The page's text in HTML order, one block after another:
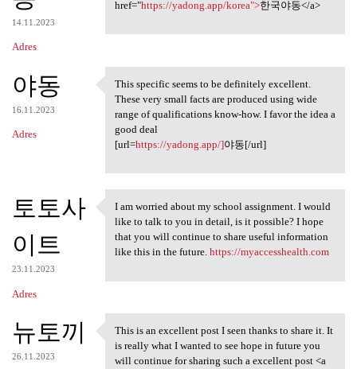
14.11.2023
Adres
href="https://yadong.app/korea">한국야동</a>
야동
16.11.2023
Adres
This specific seems to be
This specific seems to be definitely excellent.
These very small facts are produced using wide
range of qualifications know-how. I favor the idea a
good deal
[url=https://yadong.app/]야동[/url]
토토사
이트
23.11.2023
Adres
I am worried about my school
I am worried about my school assignment. I would
like to talk to you in detail, is it possible? I hope
that you will continue to share useful information
like this in the future. https://myaccesshealth.com
뉴토끼
26.11.2023
This is an excellent post I
This is an excellent post I seen thanks to share it. It
is really what I wanted to see hope in future you
will continue for sharing such a excellent post <a